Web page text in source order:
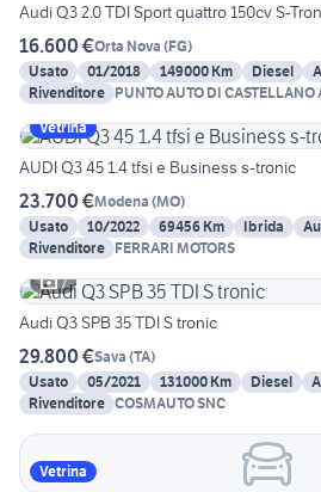
Audi Q3 2.0 TDI Sport quattro 150cv S-
16.600 €Orta Nova (FG)
Usato
01/2018 149000 Km Diesel
Rivenditore PUNTO AUTO DI CASTELLANO
Vetrina
AUDI Q3 45 1.4 tfsi e Business s-tronic
23.700 €Modena (MO)
Usato
10/2022 69456 Km Ibrida
Rivenditore FERRARI MOTORS
7
Audi Q3 SPB 35 TDI S tronic
29.800 €Sava (TA)
Usato
05/2021 131000 Km Diesel
Rivenditore COSMAUTO SNC
Vetrina